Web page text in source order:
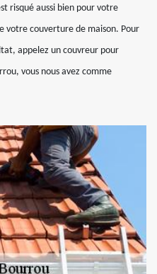
risqué aussi bien pour votre
votre couverture de maison. Pour
appelez un couvreur pour
vous nous avez comme